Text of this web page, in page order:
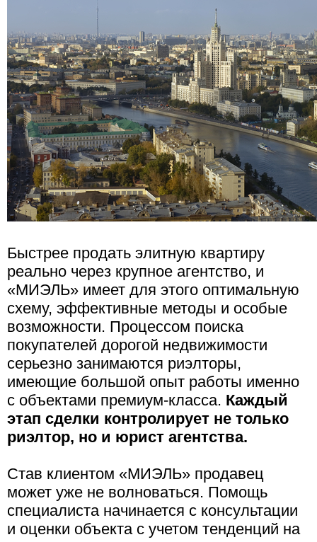
Быстрее продать элитную квартиру
реально через крупное агентство, и
«МИЭЛЬ» имеет для этого оптимальную
схему, эффективные методы и особые
возможности. Процессом поиска
покупателей дорогой недвижимости
серьезно занимаются риэлторы,
имеющие большой опыт работы именно
с объектами премиум-класса. Каждый
этап сделки контролирует не только
риэлтор, но и юрист агентства.
Став клиентом «МИЭЛЬ» продавец
может уже не волноваться. Помощь
специалиста начинается с консультации
и оценки объекта с учетом тенденций на